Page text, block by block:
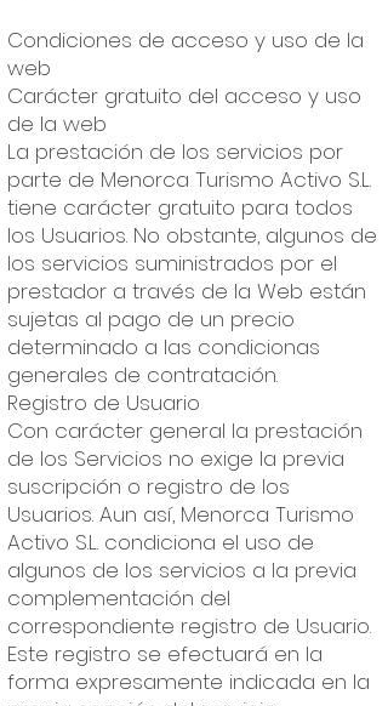
Condiciones de acceso y uso de la
web
Carácter gratuito del acceso y uso
de la web
La prestación de los servicios por
parte de Menorca Turismo Activo S.L.
tiene carácter gratuito para todos
los Usuarios. No obstante, algunos de
los servicios suministrados por el
prestador a través de la Web están
sujetas al pago de un precio
determinado a las condicionas
generales de contratación.
Registro de Usuario
Con carácter general la prestación
de los Servicios no exige la previa
suscripción o registro de los
Usuarios. Aun así, Menorca Turismo
Activo S.L. condiciona el uso de
algunos de los servicios a la previa
complementación del
correspondiente registro de Usuario.
Este registro se efectuará en la
forma expresamente indicada en la